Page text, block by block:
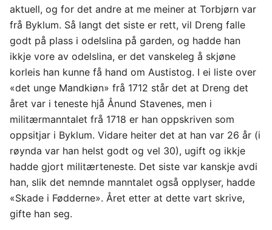
aktuell, og for det andre at me meiner at Torbjørn var
frå Byklum. Så langt det siste er rett, vil Dreng falle
godt på plass i odelslina på garden, og hadde han
ikkje vore av odelslina, er det vanskeleg å skjøne
korleis han kunne få hand om Austistog. I ei liste over
«det unge Mandkiøn» frå 1712 står det at Dreng det
året var i teneste hjå Ånund Stavenes, men i
militærmanntalet frå 1718 er han oppskriven som
oppsitjar i Byklum. Vidare heiter det at han var 26 år (i
røynda var han helst godt og vel 30), ugift og ikkje
hadde gjort militærteneste. Det siste var kanskje avdi
han, slik det nemnde manntalet også opplyser, hadde
«Skade i Fødderne». Året etter at dette vart skrive,
gifte han seg.